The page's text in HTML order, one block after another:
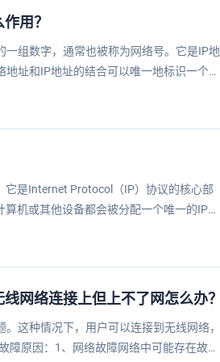
用？
组数字，通常也被称为网络号。它是IP地
址和IP地址的结合可以唯一地标识一个设
是Internet Protocol（IP）协议的核心部
机或其他设备都会被分配一个唯一的IP地
网络连接上但上不了网怎么办？
这种情况下，用户可以连接到无线网络，
障原因：1、网络故障网络中可能存在故障